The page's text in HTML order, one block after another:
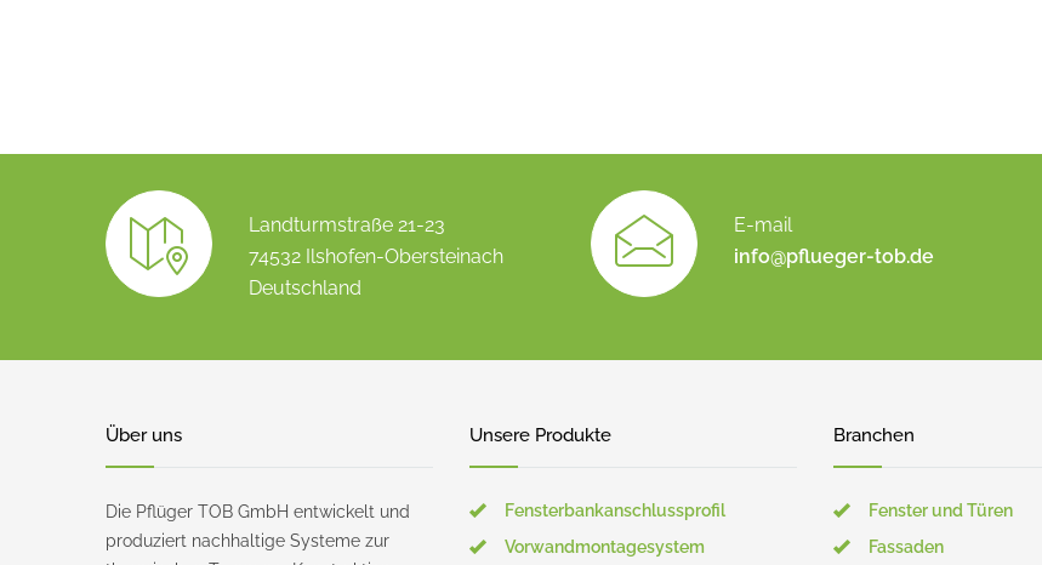
Landturmstraße 21-23
74532 Ilshofen-Obersteinach
Deutschland
E-mail
info@pflueger-tob.de
Über uns
Die Pflüger TOB GmbH entwickelt und
produziert nachhaltige Systeme zur
Unsere Produkte
Fensterbankanschlussprofil
Vorwandmontagesystem
Branchen
Fenster und Türen
Fassaden